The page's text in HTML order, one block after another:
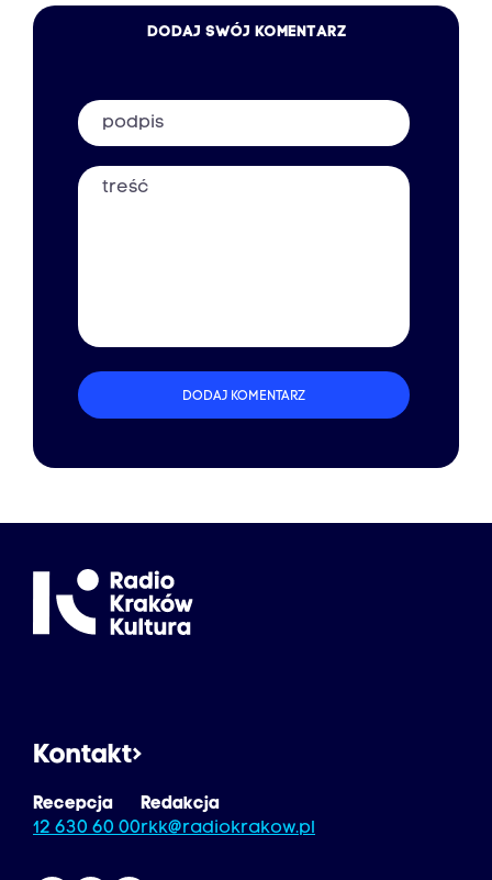
DODAJ SWÓJ KOMENTARZ
Podpis
Treść
DODAJ KOMENTARZ
Kontakt
Recepcja
12 630 60 00
Redakcja
rkk@radiokrakow.pl